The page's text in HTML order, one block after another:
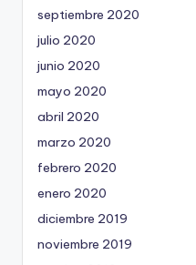
septiembre 2020
julio 2020
junio 2020
mayo 2020
abril 2020
marzo 2020
febrero 2020
enero 2020
diciembre 2019
noviembre 2019